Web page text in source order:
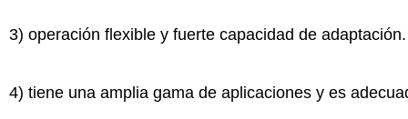
3) operación flexible y fuerte capacidad de adaptación.
4) tiene una amplia gama de aplicaciones y es